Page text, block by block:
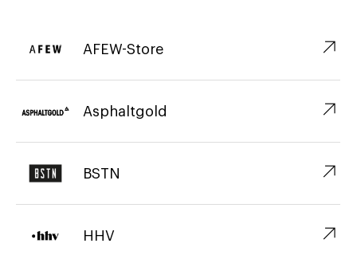
AFEW-Store ↗︎
Asphaltgold ↗︎
BSTN ↗︎
HHV ↗︎